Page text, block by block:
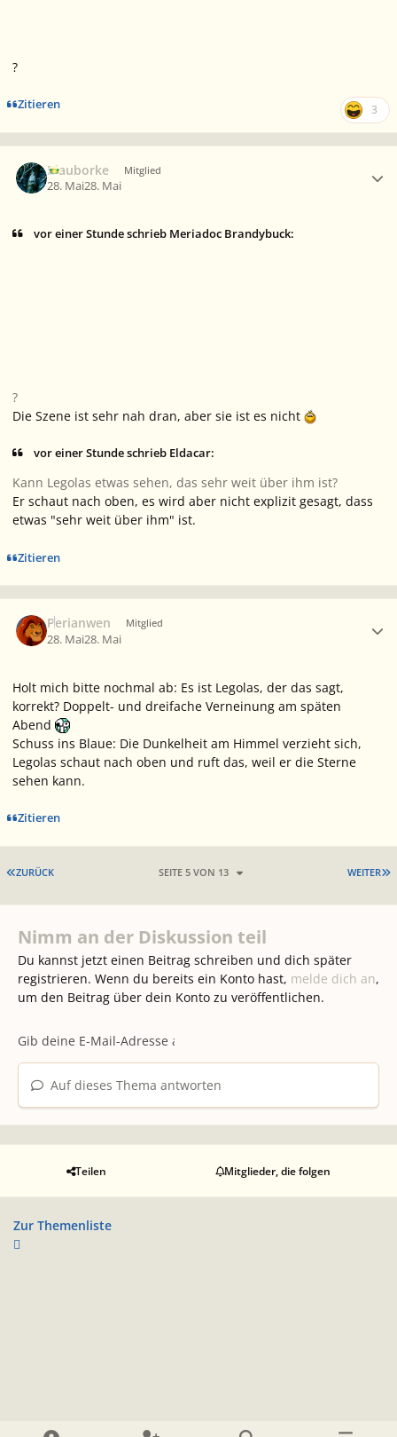
?
Zitieren 3
Blauborke Mitglied
28. Mai28. Mai
vor einer Stunde schrieb Meriadoc Brandybuck:
?
Die Szene ist sehr nah dran, aber sie ist es nicht
vor einer Stunde schrieb Eldacar:
Kann Legolas etwas sehen, das sehr weit über ihm ist?
Er schaut nach oben, es wird aber nicht explizit gesagt, dass
etwas "sehr weit über ihm" ist.
Zitieren
Perianwen Mitglied
28. Mai28. Mai
Holt mich bitte nochmal ab: Es ist Legolas, der das sagt,
korrekt? Doppelt- und dreifache Verneinung am späten
Abend
Schuss ins Blaue: Die Dunkelheit am Himmel verzieht sich,
Legolas schaut nach oben und ruft das, weil er die Sterne
sehen kann.
Zitieren
ERSTE SEITE
ZURÜCK WEITER
SEITE 5 VON 13
Nimm an der Diskussion teil
Du kannst jetzt einen Beitrag schreiben und dich später
registrieren. Wenn du bereits ein Konto hast, melde dich an,
um den Beitrag über dein Konto zu veröffentlichen.
Auf dieses Thema antworten
Teilen Mitglieder, die folgen
Zur Themenliste